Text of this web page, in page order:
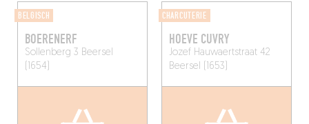
BELGISCH
BOERENERF
Sollenberg 3 Beersel
(1654)
CHARCUTERIE
HOEVE CUVRY
Jozef Hauwaertstraat 42
Beersel (1653)